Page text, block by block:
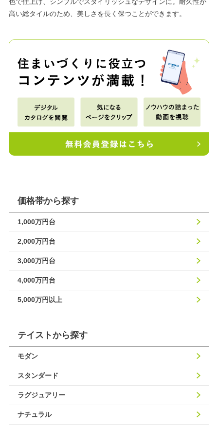
高い総タイルのため、美しさを長く保つことができます。
価格帯から探す
1,000万円台
2,000万円台
3,000万円台
4,000万円台
5,000万円以上
テイストから探す
モダン
スタンダード
ラグジュアリー
ナチュラル